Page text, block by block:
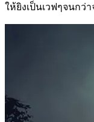
ให้ยิงเป็นเวฟๆจนกว่า